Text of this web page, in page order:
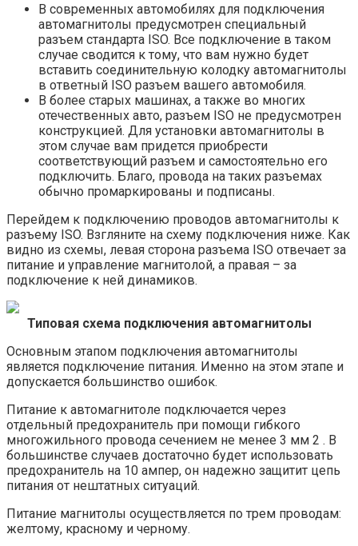
В современных автомобилях для подключения
автомагнитолы предусмотрен специальный
разъем стандарта ISO. Все подключение в таком
случае сводится к тому, что вам нужно будет
вставить соединительную колодку автомагнитолы
в ответный ISO разъем вашего автомобиля.
В более старых машинах, а также во многих
отечественных авто, разъем ISO не предусмотрен
конструкцией. Для установки автомагнитолы в
этом случае вам придется приобрести
соответствующий разъем и самостоятельно его
подключить. Благо, провода на таких разъемах
обычно промаркированы и подписаны.
Перейдем к подключению проводов автомагнитолы к
разъему ISO. Взгляните на схему подключения ниже. Как
видно из схемы, левая сторона разъема ISO отвечает за
питание и управление магнитолой, а правая – за
подключение к ней динамиков.
Типовая схема подключения автомагнитолы
Основным этапом подключения автомагнитолы
является подключение питания. Именно на этом этапе и
допускается большинство ошибок.
Питание к автомагнитоле подключается через
отдельный предохранитель при помощи гибкого
многожильного провода сечением не менее 3 мм 2 . В
большинстве случаев достаточно будет использовать
предохранитель на 10 ампер, он надежно защитит цепь
питания от нештатных ситуаций.
Питание магнитолы осуществляется по трем проводам:
желтому, красному и черному.